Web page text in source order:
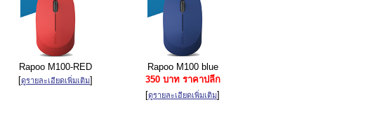
Rapoo M100-RED
[ดูรายละเอียดเพิ่มเติม]
Rapoo M100 blue
350 บาท ราคาปลีก
[ดูรายละเอียดเพิ่มเติม]